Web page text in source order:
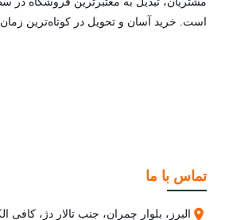
است. خرید آسان و تحویل در کوتاه‌ترین
تماس با ما
البرز، بلوار چمران، جنب تالار دژ، کافی